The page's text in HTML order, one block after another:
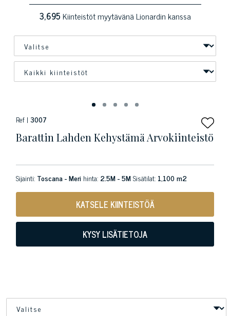
3,695Kiinteistöt myytävänä Lionardin kanssa
Ref | 3007
Barattin Lahden Kehystämä Arvokiinteistö
Sijainti: Toscana - Meri hinta: 2.5M - 5MSisätilat: 1,100 m2
KATSELE KIINTEISTÖÄ
KYSY LISÄTIETOJA